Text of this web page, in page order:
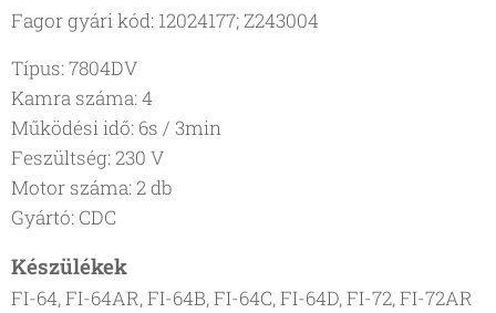
Fagor gyári kód: 12024177; Z243004
Típus: 7804DV
Kamra száma: 4
Működési idő: 6s / 3min
Feszültség: 230 V
Motor száma: 2 db
Gyártó: CDC
Készülékek
FI-64, FI-64AR, FI-64B, FI-64C, FI-64D, FI-72, FI-72AR